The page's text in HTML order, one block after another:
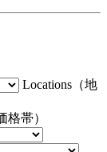
Locations（地
格帯）